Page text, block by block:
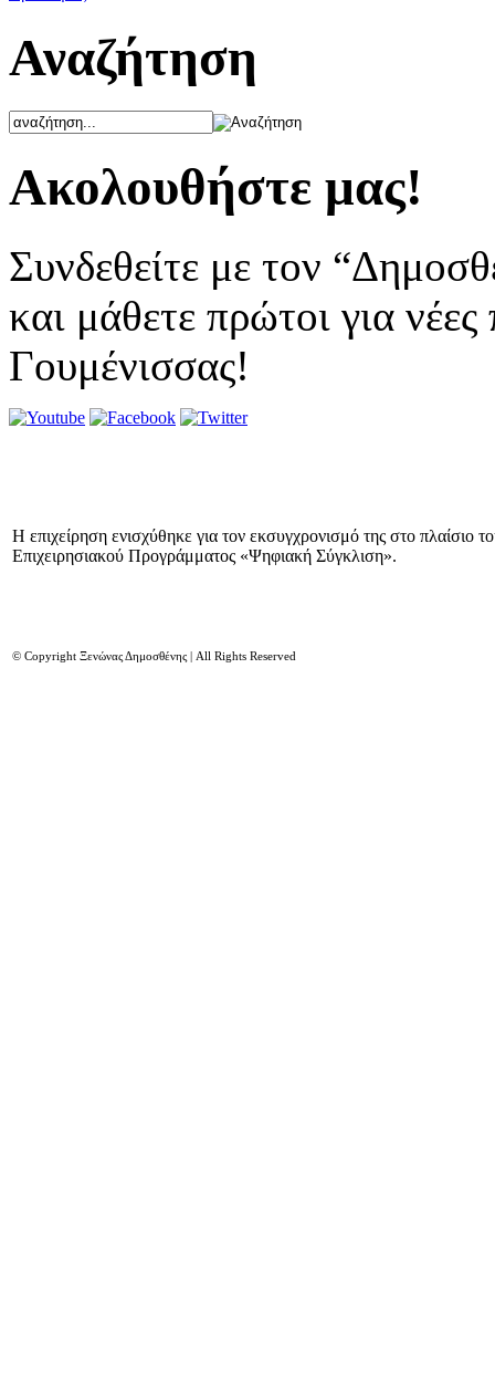
Αναζήτηση
Ακολουθήστε μας!
Συνδεθείτε με τον
και μάθετε πρώτοι για
Γουμένισσας!
Η επιχείρηση ενισχύθηκε για τον εκσυγχρονισμό της στο πλαίσιο
Επιχειρησιακού Προγράμματος «Ψηφιακή Σύγκλιση».
© Copyright Ξενώνας Δημοσθένης | All Rights Reserved